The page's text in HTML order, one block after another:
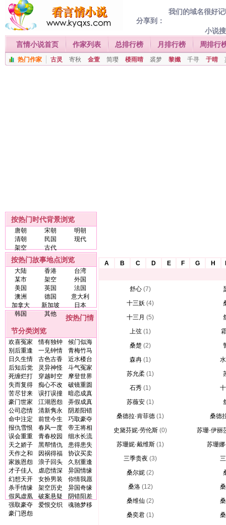
我们的域名很好
分享到：
小说
言情小说首页
作家列表 总排行榜 月排行榜 周排行
热门作家 古灵 寄秋 金萱 简璎 楼雨晴 裘梦 黎孅 千寻 于晴
按热门时代背景浏览
唐朝 宋朝
明朝
清朝
民国
现代
架空
古代
按热门故事地点浏览
大陆 香港
台湾
某市
架空
外国
美国
英国
法国
澳洲
德国
意大利
加拿大
新加坡
日本
韩国
其他
按热门情
节分类浏览
欢喜冤家 情有独钟
候门似海
别后重逢
一见钟情
青梅竹马
日久生情
古色古香
近水楼台
后知后觉
灵异神怪
斗气冤家
死缠烂打
穿越时空
摩登世界
失而复得
痴心不改
破镜重圆
苦尽甘来
误打误撞
暗恋成真
豪门世家
江湖恩怨
弄假成真
公司恋情
清新隽永
阴差阳错
命中注定
前世今生
巧取豪夺
报仇雪恨
春风一度
帝王将相
误会重重
青春校园
细水长流
天之娇子
黑帮情仇
患得患失
天作之和
因祸得福
协议买卖
家族恩怨
浪子回头
久别重逢
才子佳人
虐恋情深
异国情缘
幻想天开
女扮男装
你情我愿
杀手情缘
架空历史
异国奇缘
假凤虚凰
破案悬疑
阴错阳差
强取豪夺
爱恨交织
魂驰梦移
豪门恩怨
A B C D E F G H
舒心 (7)
十三妖 (4)
十三月 (5)
上弦 (1)
桑楚 (2)
森冉 (1)
苏允柔 (1)
石秀 (1)
苏薇安 (1)
桑德拉·肯菲德 (1)
桑德
史黛芬妮·劳伦斯 (0)
苏珊·伊丽
苏珊妮·戴维斯 (1)
苏珊娜
三季贵夜 (3)
桑尔妮 (2)
桑洛 (12)
桑维仙 (2)
桑奕君 (1)